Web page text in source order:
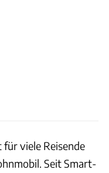
für viele Reisende
Seit Smart-